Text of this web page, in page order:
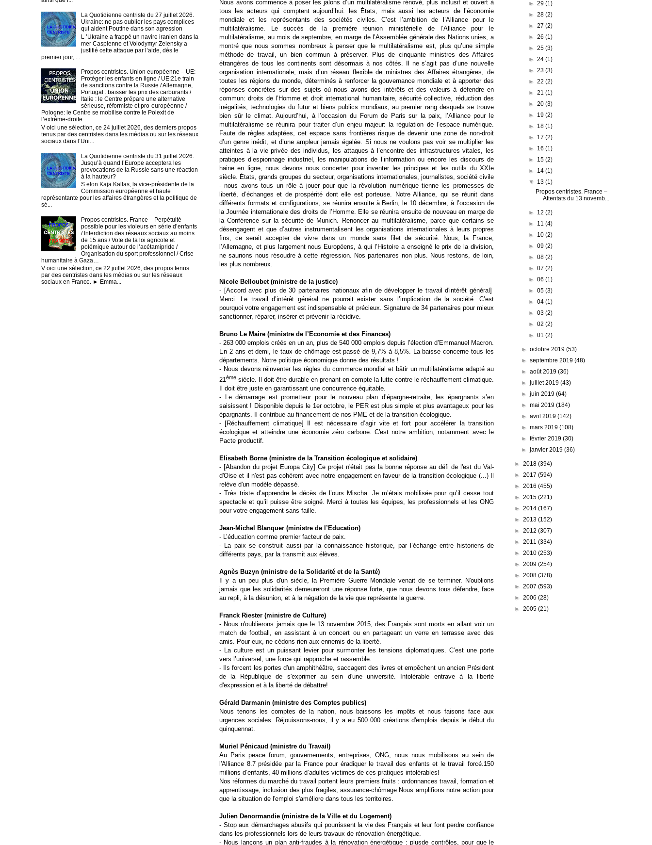
Nous avons commencé à poser les jalons d’un multilatéralisme rénové, plus inclusif et ouvert à
tous les acteurs qui comptent aujourd’hui: les États, mais aussi les acteurs de l’économie
mondiale et les représentants des sociétés civiles. C’est l’ambition de l’Alliance pour le
multilatéralisme. Le succès de la première réunion ministérielle de l’Alliance pour le
multilatéralisme, au mois de septembre, en marge de l’Assemblée générale des Nations unies, a
montré que nous sommes nombreux à penser que le multilatéralisme est, plus qu’une simple
méthode de travail, un bien commun à préserver. Plus de cinquante ministres des Affaires
étrangères de tous les continents sont désormais à nos côtés. Il ne s’agit pas d’une nouvelle
organisation internationale, mais d’un réseau flexible de ministres des Affaires étrangères, de
toutes les régions du monde, déterminés à renforcer la gouvernance mondiale et à apporter des
réponses concrètes sur des sujets où nous avons des intérêts et des valeurs à défendre en
commun: droits de l’Homme et droit international humanitaire, sécurité collective, réduction des
inégalités, technologies du futur et biens publics mondiaux, au premier rang desquels se trouve
bien sûr le climat. Aujourd’hui, à l’occasion du Forum de Paris sur la paix, l’Alliance pour le
multilatéralisme se réunira pour traiter d’un enjeu majeur: la régulation de l’espace numérique.
Faute de règles adaptées, cet espace sans frontières risque de devenir une zone de non-droit
d’un genre inédit, et d’une ampleur jamais égalée. Si nous ne voulons pas voir se multiplier les
atteintes à la vie privée des individus, les attaques à l’encontre des infrastructures vitales, les
pratiques d’espionnage industriel, les manipulations de l’information ou encore les discours de
haine en ligne, nous devons nous concerter pour inventer les principes et les outils du XXIe
siècle. États, grands groupes du secteur, organisations internationales, journalistes, société civile
- nous avons tous un rôle à jouer pour que la révolution numérique tienne les promesses de
liberté, d’échanges et de prospérité dont elle est porteuse. Notre Alliance, qui se réunit dans
différents formats et configurations, se réunira ensuite à Berlin, le 10 décembre, à l’occasion de
la Journée internationale des droits de l’Homme. Elle se réunira ensuite de nouveau en marge de
la Conférence sur la sécurité de Munich. Renoncer au multilatéralisme, parce que certains se
désengagent et que d’autres instrumentalisent les organisations internationales à leurs propres
fins, ce serait accepter de vivre dans un monde sans filet de sécurité. Nous, la France,
l’Allemagne, et plus largement nous Européens, à qui l’Histoire a enseigné le prix de la division,
ne saurions nous résoudre à cette régression. Nos partenaires non plus. Nous restons, de loin,
les plus nombreux.
Nicole Belloubet (ministre de la justice)
- [Accord avec plus de 30 partenaires nationaux afin de développer le travail d'intérêt général]
Merci. Le travail d’intérêt général ne pourrait exister sans l’implication de la société. C’est
pourquoi votre engagement est indispensable et précieux. Signature de 34 partenaires pour mieux
sanctionner, réparer, insérer et prévenir la récidive.
Bruno Le Maire (ministre de l’Economie et des Finances)
- 263 000 emplois créés en un an, plus de 540 000 emplois depuis l’élection d’ Emmanuel Macron.
En 2 ans et demi, le taux de chômage est passé de 9,7% à 8,5%. La baisse concerne tous les
départements. Notre politique économique donne des résultats !
- Nous devons réinventer les règles du commerce mondial et bâtir un multilatéralisme adapté au
21 ème siècle. Il doit être durable en prenant en compte la lutte contre le réchauffement climatique.
Il doit être juste en garantissant une concurrence équitable.
-
Le démarrage est prometteur pour le nouveau plan d’épargne-retraite, les épargnants s’en
saisissent ! Disponible depuis le 1er octobre, le PERest plus simple et plus avantageux pour les
épargnants. Il contribue au financement de nos PME et de la transition écologique.
- [Réchauffement climatique] Il est nécessaire d’agir vite et fort pour accélérer la transition
écologique et atteindre une économie zéro carbone. C'est notre ambition, notamment avec le
Pacte productif
Elisabeth Borne (ministre de la Transition écologique et solidaire)
- [Abandon du projet Europa City] Ce projet n'était pas la bonne réponse au défi de l'est du Val-
d'Oise et il n'est pas cohérent avec notre engagement en faveur de la transition écologique (...) Il
relève d'un modèle dépassé.
- Très triste d’apprendre le décès de l’ours Mischa. Je m’étais mobilisée pour qu’il cesse tout
spectacle et qu’il puisse être soigné. Merci à toutes les équipes, les professionnels et les ONG
pour votre engagement sans faille.
Jean-Michel Blanquer (ministre de l’Education)
-
L’éducation comme premier facteur de paix.
-
La paix se construit aussi par la connaissance historique, par l’échange entre historiens de
différents pays, par la transmit aux élèves.
Agnès Buzyn (ministre de la Solidarité et de la Santé)
Il y a un peu plus d'un siècle, la Première Guerre Mondiale venait de se terminer. N'oublions
jamais que les solidarités demeureront une réponse forte, que nous devons tous défendre, face
au repli, à la désunion, et à la négation de la vie que représente la guerre.
Franck Riester (ministre de Culture)
- Nous n'oublierons jamais que le 13 novembre 2015, des Français sont morts en allant voir un
match de football, en assistant à un concert ou en partageant un verre en terrasse avec des
amis. Pour eux, ne cédons rien aux ennemis de la liberté.
-
La culture est un puissant levier pour surmonter les tensions diplomatiques. C’est une porte
vers l’universel, une force qui rapproche et rassemble.
-
Ils forcent les portes d'un amphithéâtre, saccagent des livres et empêchent un ancien Président
de la République de s'exprimer au sein d'une université. Intolérable entrave à la liberté
d'expression et à la liberté de débattre!
Gérald Darmanin (ministre des Comptes publics)
Nous tenons les comptes de la nation, nous baissons les impôts et nous faisons face aux
urgences sociales. Réjouissons-nous, il y a eu 500 000 créations d'emplois depuis le début du
quinquennat.
Muriel Pénicaud (ministre du Travail)
Au Paris peace forum , gouvernements, entreprises, ONG, nous nous mobilisons au sein de
l'Alliance 8.7 présidée par la France pour éradiquer le travail des enfants et le travail forcé.150
millions d’enfants, 40 millions d’adultes victimes de ces pratiques intolérables!
Nos réformes du marché du travail portent leurs premiers fruits : ordonnances travail, formation et
apprentissage, inclusion des plus fragiles, assurance-chômage Nous amplifions notre action pour
que la situation de l'emploi s'améliore dans tous les territoires.
Julien Denormandie (ministre de la Ville et du Logement)
- Stop aux démarchages abusifs qui pourrissent la vie des Français et leur font perdre confiance
dans les professionnels lors de leurs travaux de rénovation énergétique.
- Nous lançons un plan anti-fraudes à la rénovationénergétique : plusde contrôles, pour que le
La Quotidienne centriste du 27 juillet 2026.
Ukraine: ne pas oublier les pays complices
qui aident Poutine dans son agression
L ’Ukraine a frappé un navire iranien dans la
mer Caspienne et Volodymyr Zelensky a
justifié cette attaque par l’aide, dès le
premier jour, ...
Propos centristes. Union européenne – UE:
Protéger les enfants en ligne / UE:21e train
de sanctions contre la Russie / Allemagne,
Portugal : baisser les prix des carburants /
Italie : le Centre prépare une alternative
sérieuse, réformiste et pro-européenne /
Pologne: le Centre se mobilise contre le Polexit de
l’extrême-droite…
V oici une sélection, ce 24 juillet 2026, des derniers propos
tenus par des centristes dans les médias ou sur les réseaux
sociaux dans l’Uni...
La Quotidienne centriste du 31 juillet 2026.
Jusqu’à quand l’Europe acceptera les
provocations de la Russie sans une réaction
à la hauteur?
S elon Kaja Kallas, la vice-présidente de la
Commission européenne et haute
représentante pour les affaires étrangères et la politique de
sé...
Propos centristes. France – Perpétuité
possible pour les violeurs en série d’enfants
/ Interdiction des réseaux sociaux au moins
de 15 ans / Vote de la loi agricole et
polémique autour de l’acétamipride /
Organisation du sport professionnel / Crise
humanitaire à Gaza…
V oici une sélection, ce 22 juillet 2026, des propos tenus
par des centristes dans les médias ou sur les réseaux
sociaux en France. ► Emma...
► 29 (1)
► 28 (2)
► 27 (2)
► 26 (1)
► 25 (3)
► 24 (1)
► 23 (3)
► 22 (2)
► 21 (1)
► 20 (3)
► 19 (2)
► 18 (1)
► 17 (2)
► 16 (1)
► 15 (2)
► 14 (1)
▼ 13 (1)
Propos centristes. France –
Attentats du 13 novemb...
► 12 (2)
► 11 (4)
► 10 (2)
► 09 (2)
► 08 (2)
► 07 (2)
► 06 (1)
► 05 (3)
► 04 (1)
► 03 (2)
► 02 (2)
► 01 (2)
►octobre 2019(53)
►septembre 2019(48)
►août 2019(36)
►juillet 2019(43)
►juin 2019(64)
►mai 2019(184)
►avril 2019(142)
►mars 2019(108)
►février 2019(30)
►janvier 2019(36)
► 2018 (394)
► 2017 (594)
► 2016 (455)
► 2015 (221)
► 2014 (167)
► 2013 (152)
► 2012 (307)
► 2011 (334)
► 2010 (253)
► 2009 (254)
► 2008 (378)
► 2007 (593)
► 2006 (28)
► 2005 (21)